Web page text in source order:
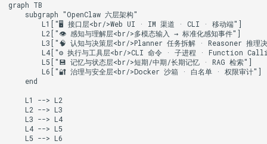
Questions
CloudFormation solution
Steps
Adds
05 scale cce
06 velero backup
07 monitor
pod水平扩展 hpa
路由优先级（从高到低）
四、Agent 运行时（Pi-Agent
三层容错机制
FinTech业务架构
Opay业务架构图
信贷服务系统架构
物流企业应用系统
VMware防火墙等安全产品
零信任网络
RBAC与ABAC权限控制
graph TB
    subgraph "OpenClaw 六层架构"
        L1["🖥️ 接口层<br/>Web UI · IM 渠道 · CLI · 移动端"]
        L2["👁️ 感知与理解层<br/>多模态输入 → 标准化感知事件"]
L3["🧠 认知与决策层<br/>Planner 任务拆解 · Reasoner 推理
L4["⚙️ 执行与工具层<br/>CLI 命令 · 子进程 · Function
        L5["💾 记忆与状态层<br/>短期/中期/长期记忆 · RAG 检索"]
        L6["🔐 治理与安全层<br/>Docker 沙箱 · 白名单 · 权限审计"]
    end
    L1 --> L2
    L2 --> L3
    L3 --> L4
    L4 --> L5
    L5 --> L6